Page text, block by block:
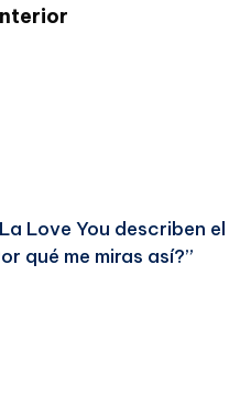
Love You describen
qué me miras así?”